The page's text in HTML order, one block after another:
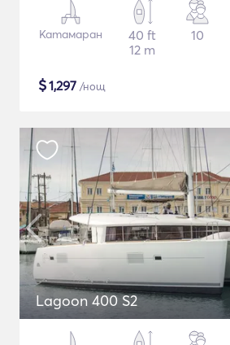
Катамаран
40 ft
12 m
10
$1,297 /нощ
Lagoon 400 S2